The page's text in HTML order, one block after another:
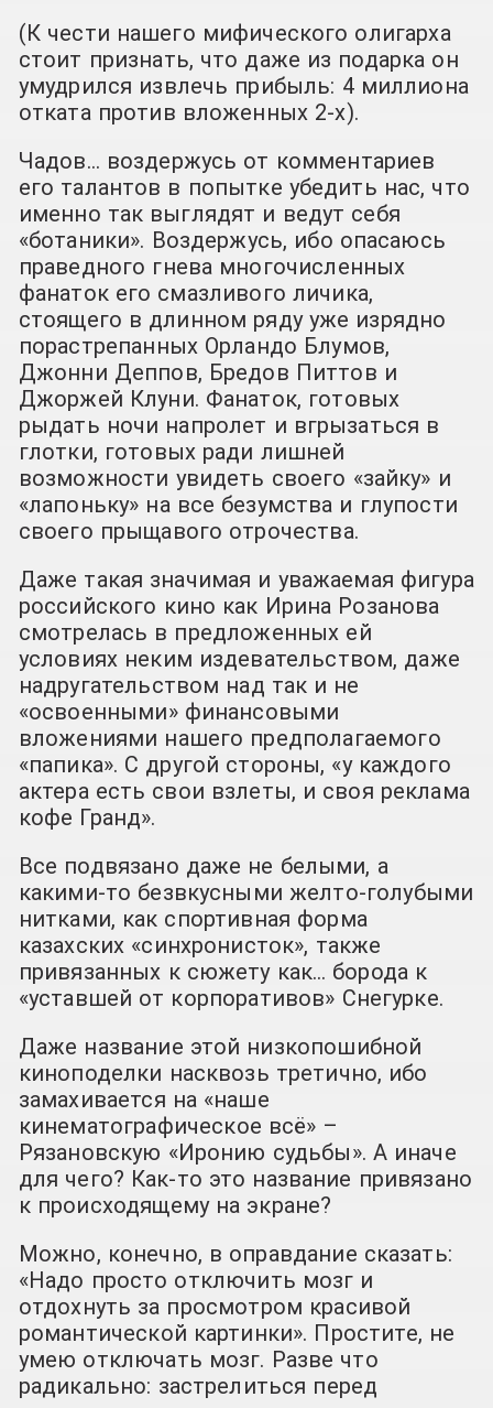
(К чести нашего мифического олигарха
стоит признать, что даже из подарка он
умудрился извлечь прибыль: 4 миллиона
отката против вложенных 2-х).
Чадов… воздержусь от комментариев
его талантов в попытке убедить нас, что
именно так выглядят и ведут себя
«ботаники». Воздержусь, ибо опасаюсь
праведного гнева многочисленных
фанаток его смазливого личика,
стоящего в длинном ряду уже изрядно
порастрепанных Орландо Блумов,
Джонни Деппов, Бредов Питтов и
Джоржей Клуни. Фанаток, готовых
рыдать ночи напролет и вгрызаться в
глотки, готовых ради лишней
возможности увидеть своего «зайку» и
«лапоньку» на все безумства и глупости
своего прыщавого отрочества.
Даже такая значимая и уважаемая фигура
российского кино как Ирина Розанова
смотрелась в предложенных ей
условиях неким издевательством, даже
надругательством над так и не
«освоенными» финансовыми
вложениями нашего предполагаемого
«папика». С другой стороны, «у каждого
актера есть свои взлеты, и своя реклама
кофе Гранд».
Все подвязано даже не белыми, а
какими-то безвкусными желто-голубыми
нитками, как спортивная форма
казахских «синхронисток», также
привязанных к сюжету как… борода к
«уставшей от корпоративов» Снегурке.
Даже название этой низкопошибной
киноподелки насквозь третично, ибо
замахивается на «наше
кинематографическое всё» –
Рязановскую «Иронию судьбы». А иначе
для чего? Как-то это название привязано
к происходящему на экране?
Можно, конечно, в оправдание сказать:
«Надо просто отключить мозг и
отдохнуть за просмотром красивой
романтической картинки». Простите, не
умею отключать мозг. Разве что
радикально: застрелиться перед